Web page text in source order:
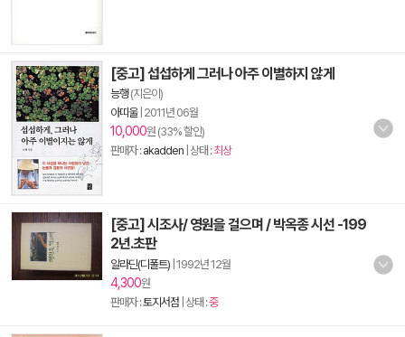
[중고] 섭섭하게 그러나 아주 이별하지 않게
능행(지은이)
아띠울| 2011년 06월
10,000원 (33% 할인)
판매자 :akadden | 상태 :최상
[중고] 시조사/ 영원을 걸으며 / 박옥종 시선 -199
2년.초판
알라딘(디폴트) 1992년 12월
4,300원
판매자 :토지서점 | 상태 :중